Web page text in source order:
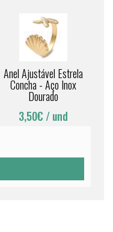
Anel Ajustável Estrela
Concha - Aço Inox
Dourado
3,50€ / und